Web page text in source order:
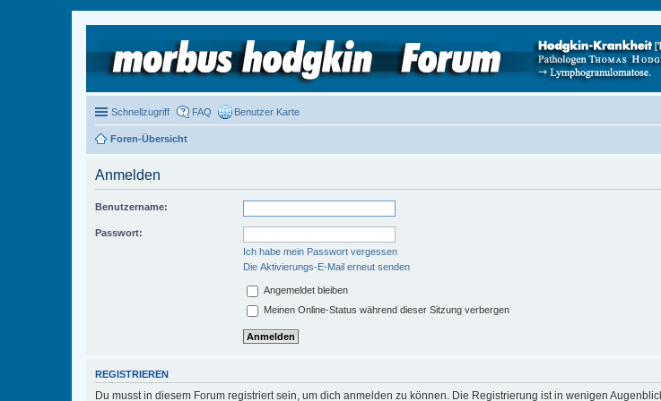
Schnellzugriff FAQ Benutzer Karte
Foren-Übersicht
Anmelden
Benutzername:
Passwort:
Ich habe mein Passwort vergessen
Die Aktivierungs-E-Mail erneut senden
Angemeldet bleiben
Meinen Online-Status während dieser Sitzung verbergen
REGISTRIEREN
Du musst in diesem Forum registriert sein, um dich anmelden zu können. Die Registrierung ist in wenigen